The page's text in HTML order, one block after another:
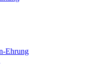
Ehrung